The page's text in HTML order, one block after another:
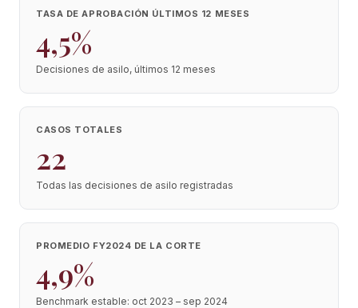
TASA DE APROBACIÓN ÚLTIMOS 12 MESES
4,5%
Decisiones de asilo, últimos 12 meses
CASOS TOTALES
22
Todas las decisiones de asilo registradas
PROMEDIO FY2024 DE LA CORTE
4,9%
Benchmark estable: oct 2023 – sep 2024